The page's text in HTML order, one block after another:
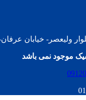
ولیعصر- خیابان
موجود نمی باشد